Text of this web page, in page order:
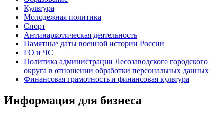
Культура
Молодежная политика
Спорт
Антинаркотическая деятельность
Памятные даты военной истории России
ГО и ЧС
Политика администрации Лесозаводского городского
округа в отношении обработки персональных данных
Финансовая грамотность и финансовая культура
Информация для бизнеса